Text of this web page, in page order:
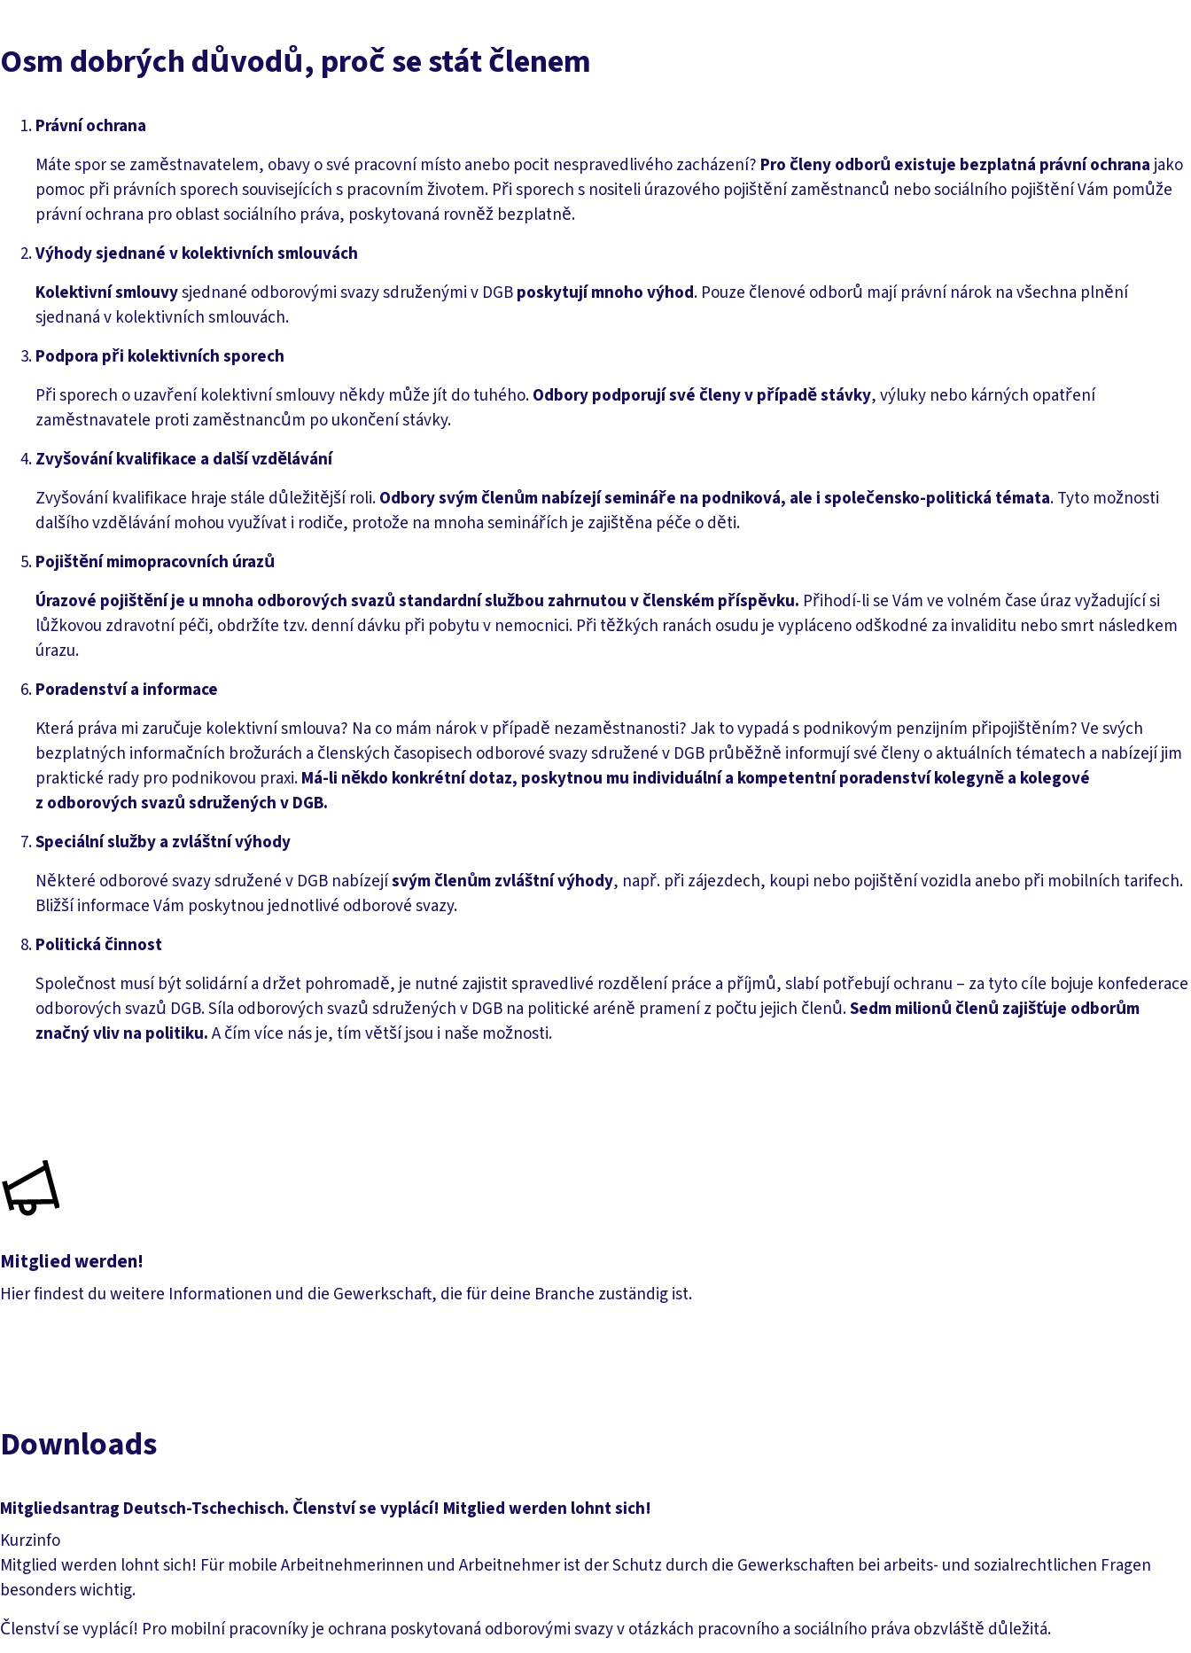
Osm dobrých důvodů, proč se stát členem
Právní ochrana
Máte spor se zaměstnavatelem, obavy o své pracovní místo anebo pocit nespravedlivého zacházení? Pro členy odborů existuje bezplatná právní ochrana jako
pomoc při právních sporech souvisejících s pracovním životem. Při sporech s nositeli úrazového pojištění zaměstnanců nebo sociálního pojištění Vám pomůže
právní ochrana pro oblast sociálního práva, poskytovaná rovněž bezplatně.
Výhody sjednané v kolektivních smlouvách
Kolektivní smlouvysjednané odborovými svazy sdruženými v DGBposkytují mnoho výhod. Pouze členové odborů mají právní nárok na všechna plnění
sjednaná v kolektivních smlouvách.
Podpora při kolektivních sporech
Při sporech o uzavření kolektivní smlouvy někdy může jít do tuhého.Odbory podporují své členy v případě stávky, výluky nebo kárných opatření
zaměstnavatele proti zaměstnancům po ukončení stávky.
Zvyšování kvalifikace a další vzdělávání
Zvyšování kvalifikace hraje stále důležitější roli.Odbory svým členům nabízejí semináře na podniková, ale i společensko-politická témata. Tyto možnosti
dalšího vzdělávání mohou využívat i rodiče, protože na mnoha seminářích je zajištěna péče o děti.
Pojištění mimopracovních úrazů
Úrazové pojištění je u mnoha odborových svazů standardní službou zahrnutou v členském příspěvku. Přihodí-li se Vám ve volném čase úraz vyžadující si
lůžkovou zdravotní péči, obdržíte tzv. denní dávku při pobytu v nemocnici. Při těžkých ranách osudu je vypláceno odškodné za invaliditu nebo smrt následkem
úrazu.
Poradenství a informace
Která práva mi zaručuje kolektivní smlouva? Na co mám nárok v případě nezaměstnanosti? Jak to vypadá s podnikovým penzijním připojištěním? Ve svých
bezplatných informačních brožurách a členských časopisech odborové svazy sdružené v DGB průběžně informují své členy o aktuálních tématech a nabízejí jim
praktické rady pro podnikovou praxi.Má-li někdo konkrétní dotaz, poskytnou mu individuální a kompetentní poradenství kolegyně a kolegové
z odborových svazů sdružených v DGB.
Speciální služby a zvláštní výhody
Některé odborové svazy sdružené v DGB nabízejísvýmčlenům zvláštní výhody, např. při zájezdech, koupi nebo pojištění vozidla anebo při mobilních tarifech.
Bližší informace Vám poskytnou jednotlivé odborové svazy.
Politická činnost
Společnost musí být solidární a držet pohromadě, je nutné zajistit spravedlivé rozdělení práce a příjmů, slabí potřebují ochranu – za tyto cíle bojuje konfederace
odborových svazů DGB. Síla odborových svazů sdružených v DGB na politické aréně pramení z počtu jejich členů.Sedm milionů členů zajišťuje odborům
značný vliv na politiku.A čím více nás je, tím větší jsou i naše možnosti.
Mitglied werden!
Hier findest du weitere Informationen und die Gewerkschaft, die für deine Branche zuständig ist.
Downloads
Mitgliedsantrag Deutsch-Tschechisch. Členství se vyplácí! Mitglied werden lohnt sich!
Kurzinfo
Mitglied werden lohnt sich! Für mobile Arbeitnehmerinnen und Arbeitnehmer ist der Schutz durch die Gewerkschaften bei arbeits- und sozialrechtlichen Fragen
besonders wichtig.
Členství se vyplácí! Pro mobilní pracovníky je ochrana poskytovaná odborovými svazy v otázkách pracovního a sociálního práva obzvláště důležitá.